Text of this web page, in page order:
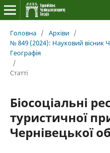
Головна / Архіви /
№ 849 (2024): Науковий вісник
Географія
/
Статті
Біосоціальні
туристичної
Чернівецької